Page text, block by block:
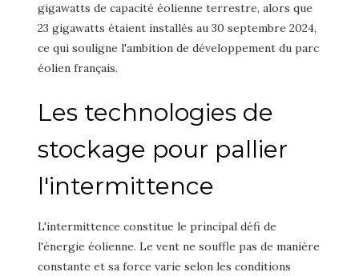
gigawatts de capacité éolienne terrestre, alors que
23 gigawatts étaient installés au 30 septembre 2024,
ce qui souligne l'ambition de développement du parc
éolien français.
Les technologies de
stockage pour pallier
l'intermittence
L'intermittence constitue le principal défi de
l'énergie éolienne. Le vent ne souffle pas de manière
constante et sa force varie selon les conditions